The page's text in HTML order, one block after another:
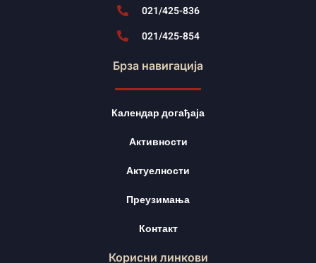
021/425-836
021/425-854
Брза навигација
Календар догађаја
Активности
Актуелности
Преузимања
Контакт
Корисни линкови